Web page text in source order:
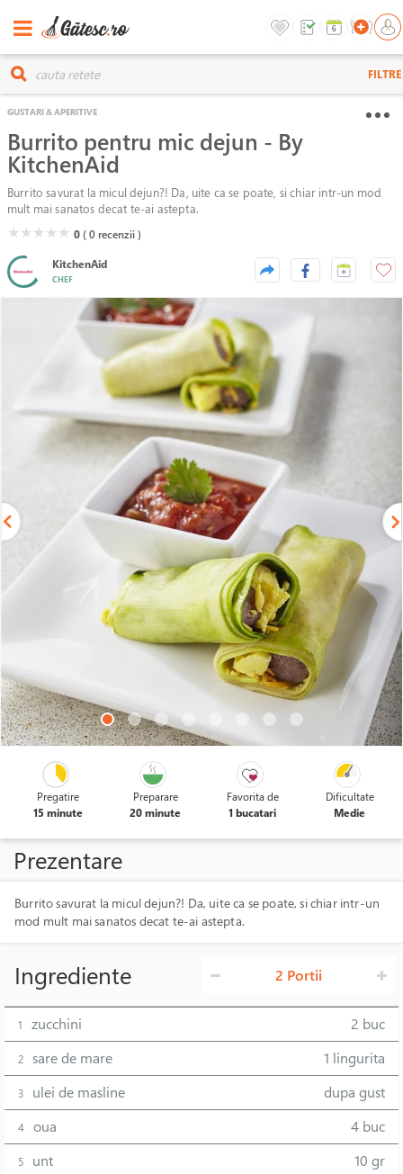
FILTRE
GUSTARI & APERITIVE
Burrito pentru mic dejun - By
KitchenAid
Burrito savurat la micul dejun?! Da, uite ca se poate, si chiar intr-un mod
mult mai sanatos decat te-ai astepta.
( )
★( )
★( )
★( )
★( )
★ 0( 0 recenzii )
KitchenAid
CHEF
Pregatire
15 minute
Preparare
20 minute
Favorita de
1 bucatari
Dificultate
Medie
Prezentare
Burrito savurat la micul dejun?! Da, uite ca se poate, si chiar intr-un
mod mult mai sanatos decat te-ai astepta.
Ingrediente 2 Portii
1 zucchini 2 buc
2 sare de mare 1 lingurita
3 ulei de masline dupa gust
4 oua 4 buc
5 unt 10 gr